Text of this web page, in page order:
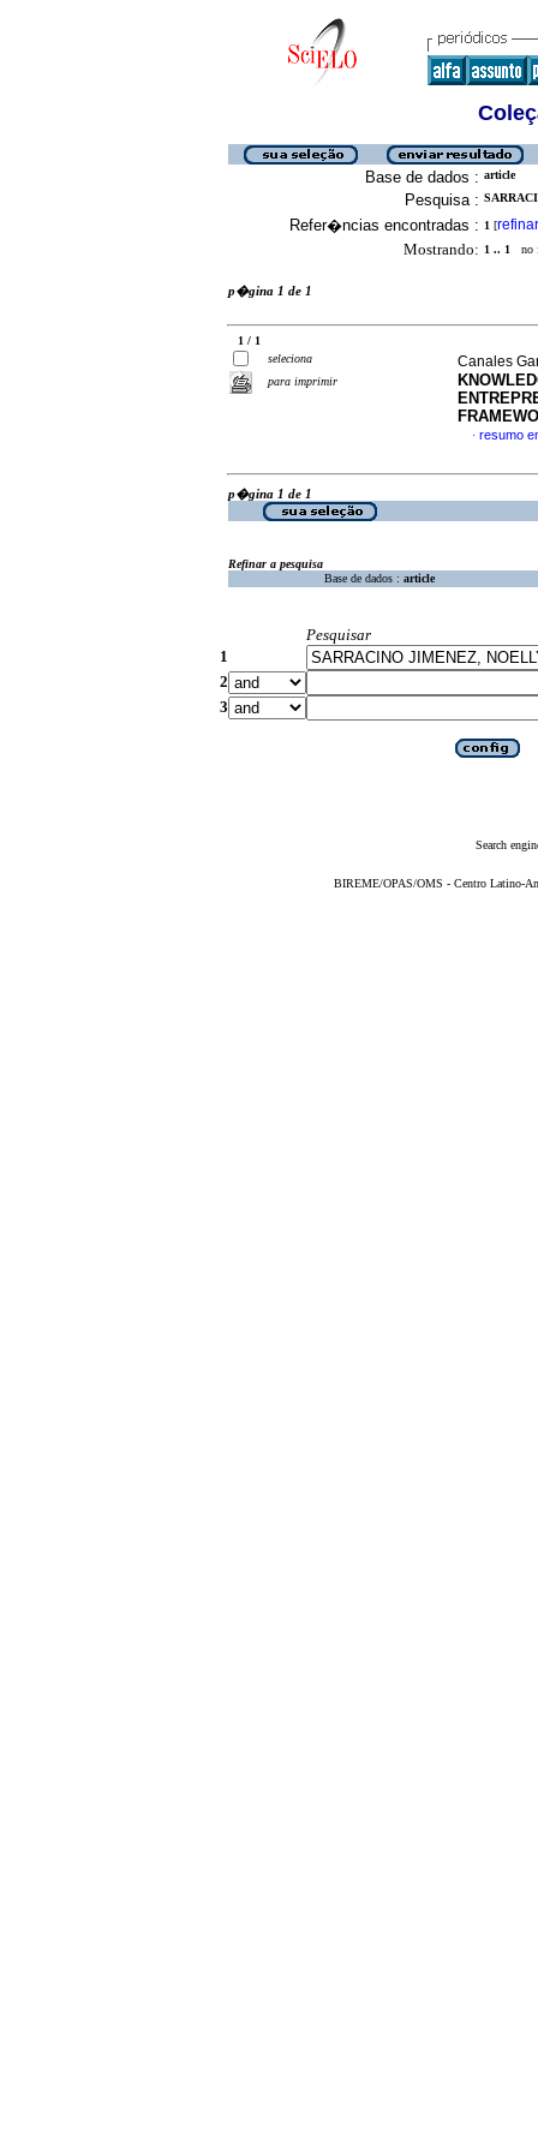
Base de dados : article
Pesquisa :
Refer�ncias encontradas : 1 [refinar
Mostrando: 1 .. 1 no
p�gina 1 de 1
1 / 1
seleciona
para imprimir
Canales
· resumo
p�gina 1 de 1
Refinar a pesquisa
Base de dados : article
Pesquisar
1
2
3
Search
BIREME/OPAS/OMS - Centro Latino-